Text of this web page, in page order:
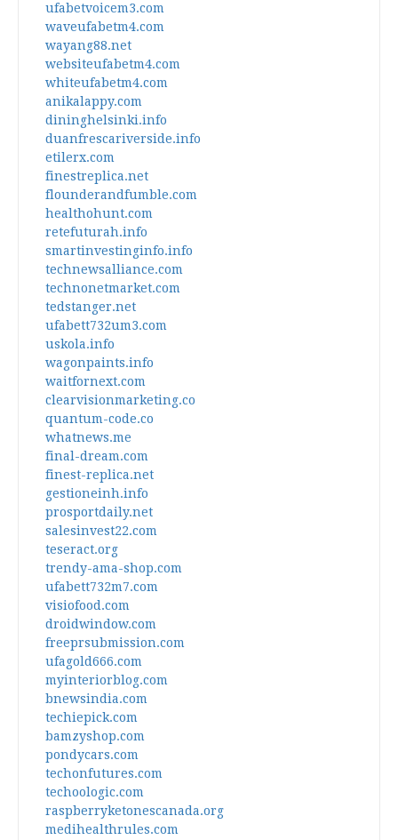
ufabetvoicem3.com
waveufabetm4.com
wayang88.net
websiteufabetm4.com
whiteufabetm4.com
anikalappy.com
dininghelsinki.info
duanfrescariverside.info
etilerx.com
finestreplica.net
flounderandfumble.com
healthohunt.com
retefuturah.info
smartinvestinginfo.info
technewsalliance.com
technonetmarket.com
tedstanger.net
ufabett732um3.com
uskola.info
wagonpaints.info
waitfornext.com
clearvisionmarketing.co
quantum-code.co
whatnews.me
final-dream.com
finest-replica.net
gestioneinh.info
prosportdaily.net
salesinvest22.com
teseract.org
trendy-ama-shop.com
ufabett732m7.com
visiofood.com
droidwindow.com
freeprsubmission.com
ufagold666.com
myinteriorblog.com
bnewsindia.com
techiepick.com
bamzyshop.com
pondycars.com
techonfutures.com
techoologic.com
raspberryketonescanada.org
medihealthrules.com